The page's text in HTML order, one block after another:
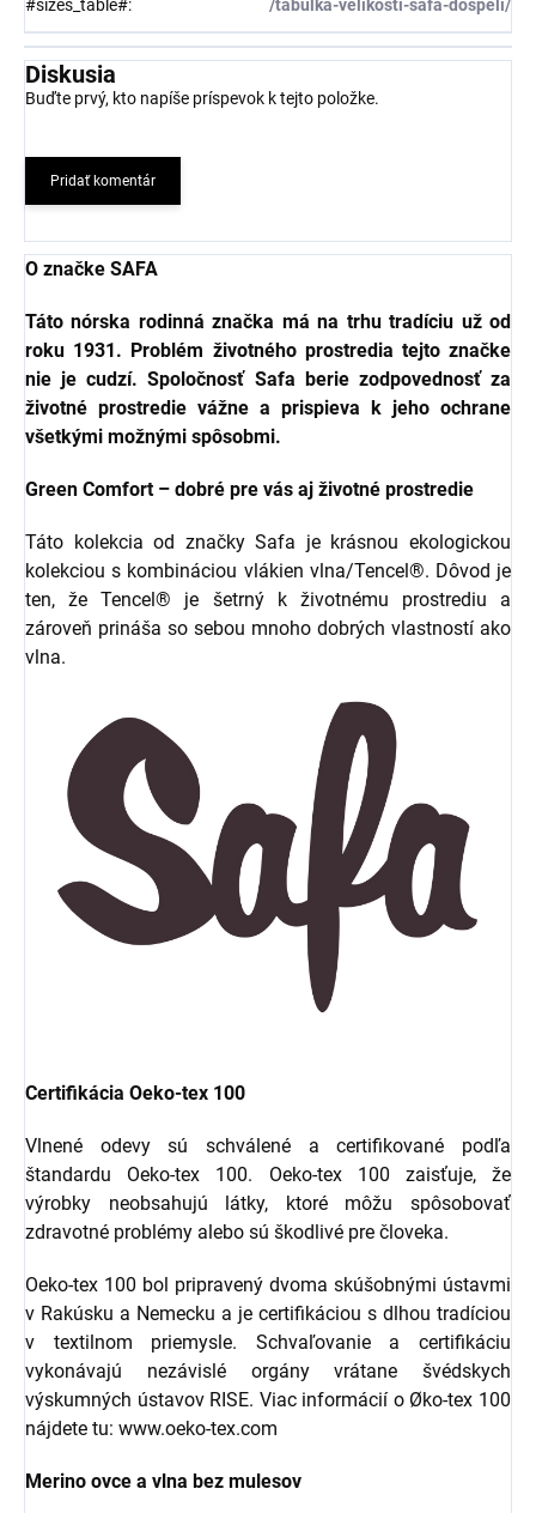
#sizes_table#: /tabulka-velikosti-safa-dospeli/
Diskusia
Buďte prvý, kto napíše príspevok k tejto položke.
Pridať komentár
O značke SAFA
Táto nórska rodinná značka má na trhu tradíciu už od
roku 1931. Problém životného prostredia tejto značke
nie je cudzí. Spoločnosť Safa berie zodpovednosť za
životné prostredie vážne a prispieva k jeho ochrane
všetkými možnými spôsobmi.
Green Comfort – dobré pre vás aj životné prostredie
Táto kolekcia od značky Safa je krásnou ekologickou
kolekciou s kombináciou vlákien vlna/Tencel®. Dôvod je
ten, že Tencel® je šetrný k životnému prostrediu a
zároveň prináša so sebou mnoho dobrých vlastností ako
vlna.
Certifikácia Oeko-tex 100
Vlnené odevy sú schválené a certifikované podľa
štandardu Oeko-tex 100. Oeko-tex 100 zaisťuje, že
výrobky neobsahujú látky, ktoré môžu spôsobovať
zdravotné problémy alebo sú škodlivé pre človeka.
Oeko-tex 100 bol pripravený dvoma skúšobnými ústavmi
v Rakúsku a Nemecku a je certifikáciou s dlhou tradíciou
v textilnom priemysle. Schvaľovanie a certifikáciu
vykonávajú nezávislé orgány vrátane švédskych
výskumných ústavov RISE. Viac informácií o Øko-tex 100
nájdete tu: www.oeko-tex.com
Merino ovce a vlna bez mulesov